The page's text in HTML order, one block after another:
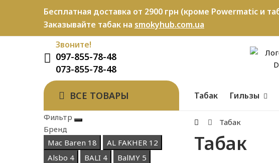
Бесплатная доставка от 2900 грн (кроме Powermatic и
Заказывайте табак на smokyhub.com.ua
Звоните!
097-855-78-48
073-855-78-48
ВСЕ ТОВАРЫ Табак Гильзы
Фильтр
Бренд
Mac Baren 18 AL FAKHER 12
Alsbo 4 BALI 4 BalMY 5
Табак
Табак